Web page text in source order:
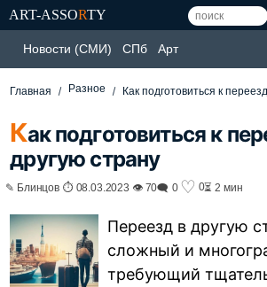
ART-ASSORTY
Новости (СМИ) СПб Арт
Главная Разное Как подготовиться к
Как подготовиться к
другую страну
✎ Блинцов ⏱ 08.03.2023 👁 70🗨 0 ♡ 0⏳ 2 мин
Переезд в другую
сложный и
требующий